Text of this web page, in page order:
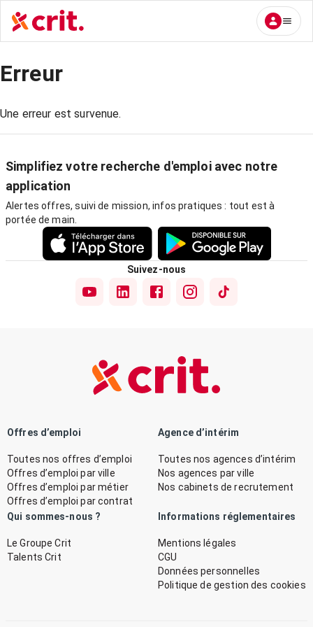
Erreur
Une erreur est survenue.
Simplifiez votre recherche d'emploi avec notre
application
Alertes offres, suivi de mission, infos pratiques : tout est à
portée de main.
Suivez-nous
Offres d’emploi
Toutes nos offres d’emploi
Offres d’emploi par ville
Offres d’emploi par métier
Offres d’emploi par contrat
Agence d’intérim
Toutes nos agences d’intérim
Nos agences par ville
Nos cabinets de recrutement
Qui sommes-nous ?
Le Groupe Crit
Talents Crit
Informations réglementaires
Mentions légales
CGU
Données personnelles
Politique de gestion des cookies